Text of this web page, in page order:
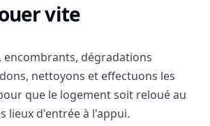
vite
encombrants, dégradations
nettoyons et effectuons les
que le logement soit reloué au
lieux d'entrée à l'appui.